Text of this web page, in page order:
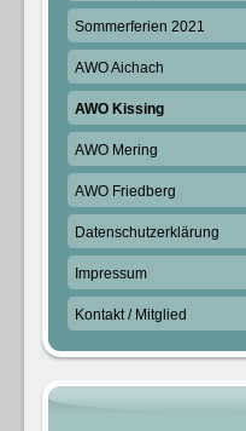
Sommerferien 2021
AWO Aichach
AWO Kissing
AWO Mering
AWO Friedberg
Datenschutzerklärung
Impressum
Kontakt / Mitglied